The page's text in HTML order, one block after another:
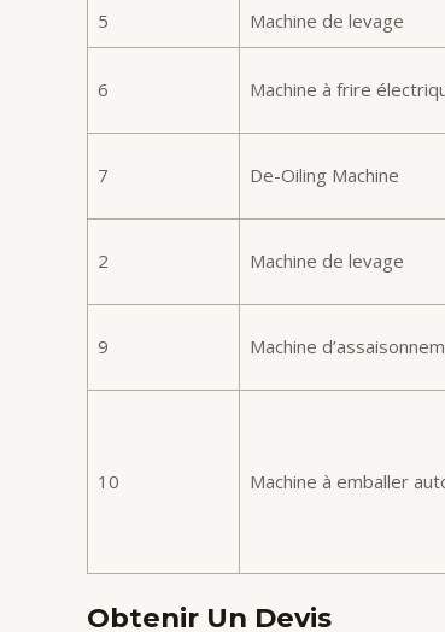
5 Machine de levage
6 Machine à frire
7 De-Oiling Machine
2 Machine de levage
9 Machine
10 Machine à emballer
Obtenir Un Devis